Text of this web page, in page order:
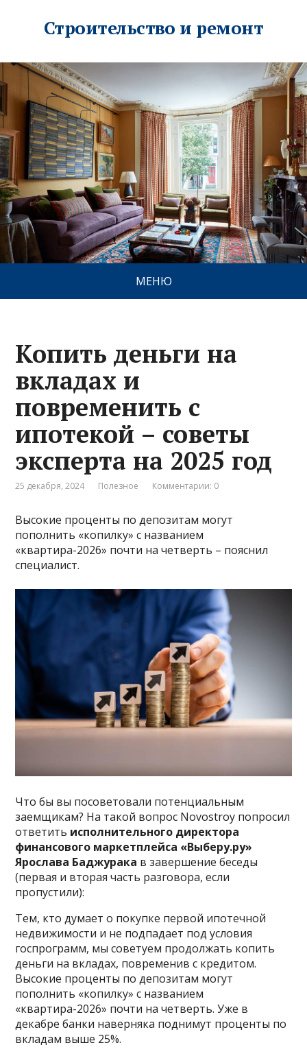
Строительство и ремонт
МЕНЮ
Копить деньги на
вкладах и
повременить с
ипотекой – советы
эксперта на 2025 год
25 декабря, 2024 Полезное Комментарии: 0
Высокие проценты по депозитам могут
пополнить «копилку» с названием
«квартира-2026» почти на четверть – пояснил
специалист.
Что бы вы посоветовали потенциальным
заемщикам? На такой вопрос Novostroy попросил
ответить исполнительного директора
финансового маркетплейса «Выберу.ру»
Ярослава Баджурака в завершение беседы
(первая и вторая часть разговора, если
пропустили):
Тем, кто думает о покупке первой ипотечной
недвижимости и не подпадает под условия
госпрограмм, мы советуем продолжать копить
деньги на вкладах, повременив с кредитом.
Высокие проценты по депозитам могут
пополнить «копилку» с названием
«квартира-2026» почти на четверть. Уже в
декабре банки наверняка поднимут проценты по
вкладам выше 25%.